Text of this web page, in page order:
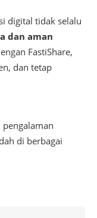
digital tidak selalu
dan aman
FastiShare,
dan tetap
pengalaman
di berbagai